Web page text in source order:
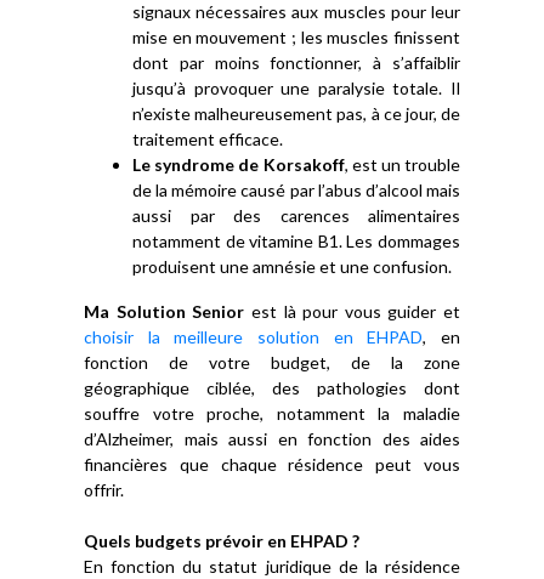
signaux nécessaires aux muscles pour leur
mise en mouvement ; les muscles finissent
dont par moins fonctionner, à s’affaiblir
jusqu’à provoquer une paralysie totale. Il
n’existe malheureusement pas, à ce jour, de
traitement efficace.
Le syndrome de Korsakoff, est un trouble
de la mémoire causé par l’abus d’alcool mais
aussi par des carences alimentaires
notamment de vitamine B1. Les dommages
produisent une amnésie et une confusion.
Ma Solution Senior est là pour vous guider et
choisir la meilleure solution en EHPAD, en
fonction de votre budget, de la zone
géographique ciblée, des pathologies dont
souffre votre proche, notamment la maladie
d’Alzheimer, mais aussi en fonction des aides
financières que chaque résidence peut vous
offrir.
Quels budgets prévoir en EHPAD ?
En fonction du statut juridique de la résidence